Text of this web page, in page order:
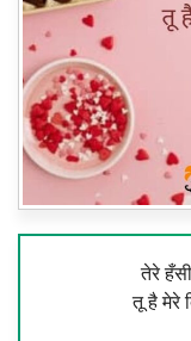
तेरे
तू है मेरे